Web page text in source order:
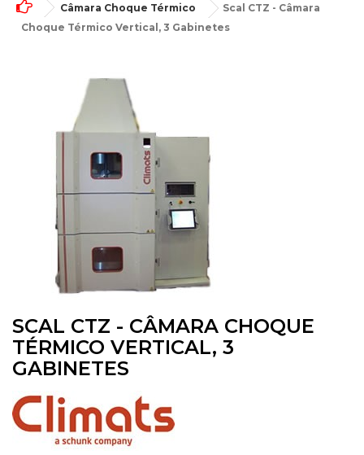
Câmara Choque Térmico
Scal CTZ - Câmara
Choque Térmico Vertical, 3 Gabinetes
SCAL CTZ - CÂMARA CHOQUE
TÉRMICO VERTICAL, 3
GABINETES